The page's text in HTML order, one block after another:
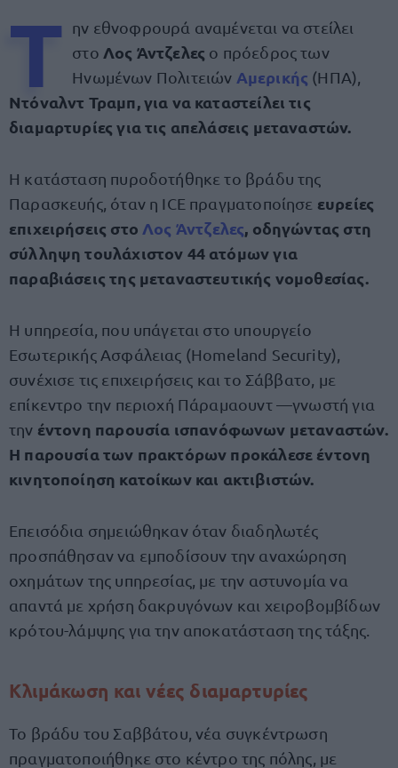
Τ
ην εθνοφρουρά αναμένεται να στείλει
στο Λος Άντζελες ο πρόεδρος των
Ηνωμένων Πολιτειών Αμερικής (ΗΠΑ),
Ντόναλντ Τραμπ, για να καταστείλει τις
διαμαρτυρίες για τις απελάσεις μεταναστών.
Η κατάσταση πυροδοτήθηκε το βράδυ της
Παρασκευής, όταν η ICE πραγματοποίησε ευρείες
επιχειρήσεις στο Λος Άντζελες, οδηγώντας στη
σύλληψη τουλάχιστον 44 ατόμων για
παραβιάσεις της μεταναστευτικής νομοθεσίας.
Η υπηρεσία, που υπάγεται στο υπουργείο
Εσωτερικής Ασφάλειας (Homeland Security),
συνέχισε τις επιχειρήσεις και το Σάββατο, με
επίκεντρο την περιοχή Πάραμαουντ —γνωστή για
την έντονη παρουσία ισπανόφωνων μεταναστών.
Η παρουσία των πρακτόρων προκάλεσε έντονη
κινητοποίηση κατοίκων και ακτιβιστών.
Επεισόδια σημειώθηκαν όταν διαδηλωτές
προσπάθησαν να εμποδίσουν την αναχώρηση
οχημάτων της υπηρεσίας, με την αστυνομία να
απαντά με χρήση δακρυγόνων και χειροβομβίδων
κρότου-λάμψης για την αποκατάσταση της τάξης.
Κλιμάκωση και νέες διαμαρτυρίες
Το βράδυ του Σαββάτου, νέα συγκέντρωση
πραγματοποιήθηκε στο κέντρο της πόλης, με